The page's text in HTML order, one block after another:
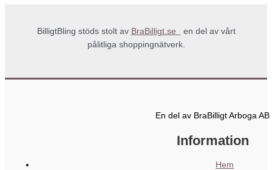
BilligtBling stöds stolt av BraBilligt.se
en del av vårt
pålitliga shoppingnätverk.
En del av BraBilligt Arboga AB
Information
Hem